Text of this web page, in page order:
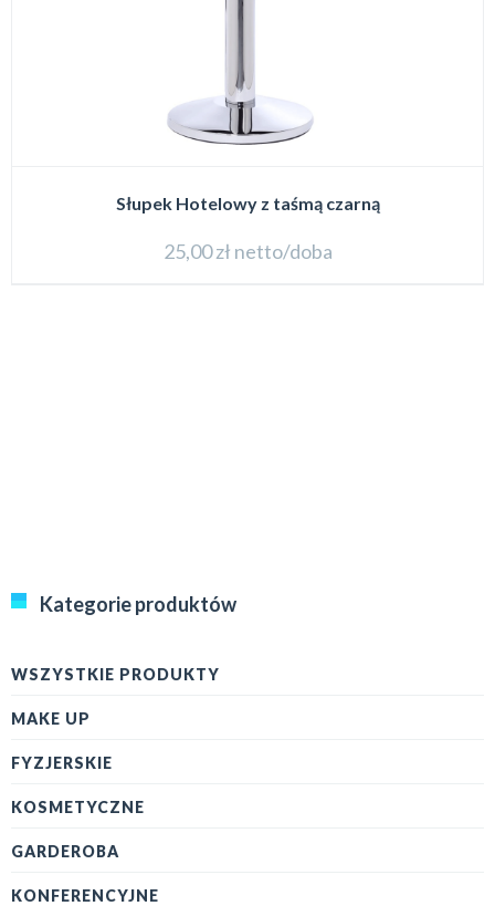
Słupek Hotelowy z taśmą czarną
25,00zł netto/doba
Kategorie produktów
WSZYSTKIE PRODUKTY
MAKE UP
FYZJERSKIE
KOSMETYCZNE
GARDEROBA
KONFERENCYJNE